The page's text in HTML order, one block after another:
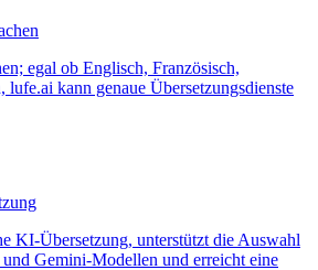
egal ob Englisch, Französisch,
lufe.ai kann genaue Übersetzungsdienste
KI-Übersetzung, unterstützt die Auswahl
Gemini-Modellen und erreicht eine